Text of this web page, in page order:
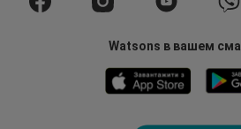
Watsons в вашем